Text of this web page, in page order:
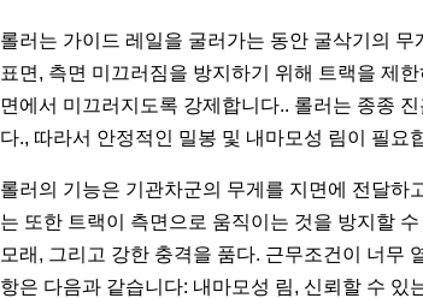
롤러는 가이드 레일을 굴러가는 동안 굴삭기의
표면, 측면 미끄러짐을 방지하기 위해 트랙을 제
면에서 미끄러지도록 강제합니다.. 롤러는 종종
다., 따라서 안정적인 밀봉 및 내마모성 림이 필요
롤러의 기능은 기관차군의 무게를 지면에 전달하
는 또한 트랙이 측면으로 움직이는 것을 방지할
모래, 그리고 강한 충격을 품다. 근무조건이 너무
항은 다음과 같습니다: 내마모성 림, 신뢰할 수 있